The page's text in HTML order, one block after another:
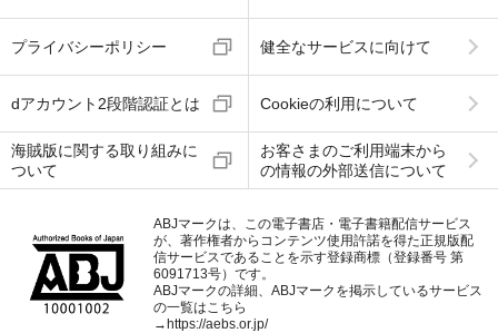
プライバシーポリシー 健全なサービスに向けて
dアカウント2段階認証とは Cookieの利用について
海賊版に関する取り組みに
ついて
お客さまのご利用端末から
の情報の外部送信について
ABJマークは、この電子書店・電子書籍配信サービス
が、著作権者からコンテンツ使用許諾を得た正規版配
信サービスであることを示す登録商標（登録番号 第
6091713号）です。
ABJマークの詳細、ABJマークを掲示しているサービス
の一覧はこちら
→https://aebs.or.jp/